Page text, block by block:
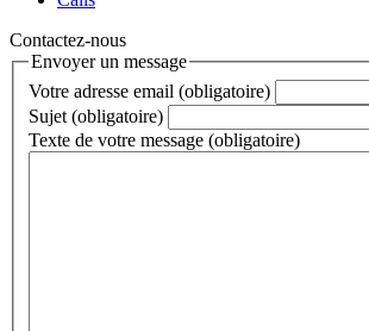
Contactez-nous
Envoyer un message
Votre adresse email (obligatoire)
Sujet (obligatoire)
Texte de votre message (obligatoire)